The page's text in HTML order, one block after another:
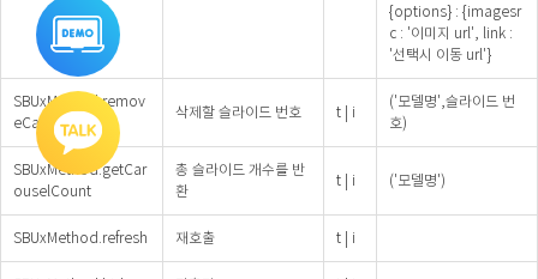
통합데모
기술문의 영업문의
{options} : {imagesr
c : '이미지 url', link :
'선택시 이동 url'}
SBUxMethod.remov
eCarouselSlide
삭제할 슬라이드 번호 t | i
('모델명',슬라이드 번
호)
SBUxMethod.getCar
ouselCount
총 슬라이드 개수를 반
환
t | i ('모델명')
SBUxMethod.refresh 재호출 t | i